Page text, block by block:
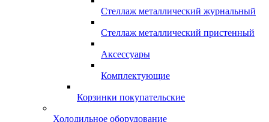
Стеллаж металлический журнальный
Стеллаж металлический пристенный
Аксессуары
Комплектующие
Корзинки покупательские
Холодильное оборудование